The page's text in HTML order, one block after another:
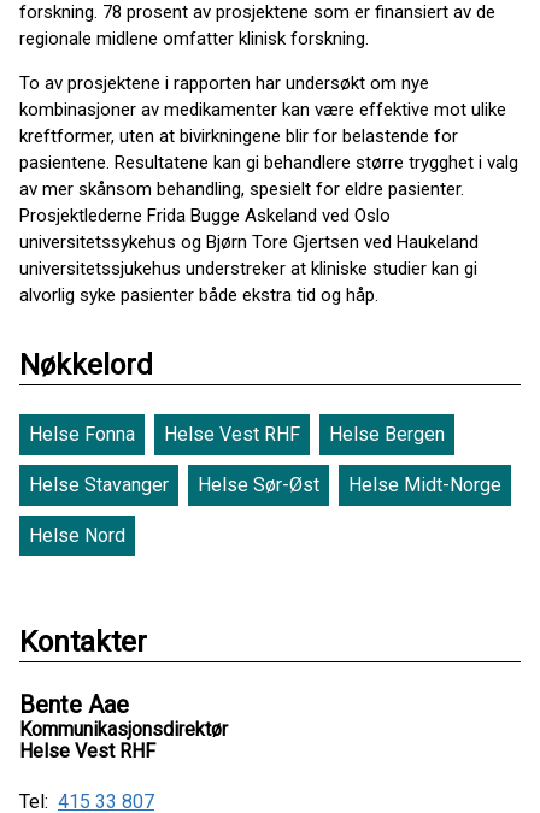
forskning. 78 prosent av prosjektene som er finansiert av de
regionale midlene omfatter klinisk forskning.
To av prosjektene i rapporten har undersøkt om nye
kombinasjoner av medikamenter kan være effektive mot ulike
kreftformer, uten at bivirkningene blir for belastende for
pasientene. Resultatene kan gi behandlere større trygghet i valg
av mer skånsom behandling, spesielt for eldre pasienter.
Prosjektlederne Frida Bugge Askeland ved Oslo
universitetssykehus og Bjørn Tore Gjertsen ved Haukeland
universitetssjukehus understreker at kliniske studier kan gi
alvorlig syke pasienter både ekstra tid og håp.
Nøkkelord
Helse Fonna Helse Vest RHF Helse Bergen
Helse Stavanger Helse Sør-Øst Helse Midt-Norge
Helse Nord
Kontakter
Bente Aae
Kommunikasjonsdirektør
Helse Vest RHF
Tel: 415 33 807